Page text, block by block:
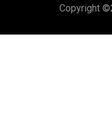
Copyright ©